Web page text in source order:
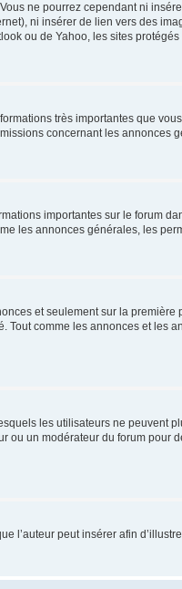
ne pourrez cependant ni
ni insérer de lien vers des
ou de Yahoo, les sites
très importantes que
concernant les annonces
importantes sur le forum
les annonces générales, les
et seulement sur la
Tout comme les annonces et les
les utilisateurs ne peuvent
ou un modérateur du forum pour
l’auteur peut insérer afin